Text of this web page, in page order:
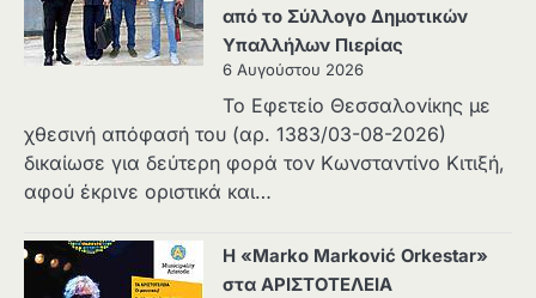
από το Σύλλογο Δημοτικών
Υπαλλήλων Πιερίας
6 Αυγούστου 2026
Το Εφετείο Θεσσαλονίκης με
χθεσινή απόφασή του (αρ. 1383/03-08-2026)
δικαίωσε για δεύτερη φορά τον Κωνσταντίνο Κιτιξή,
αφού έκρινε οριστικά και…
Η «Marko Marković Orkestar»
στα ΑΡΙΣΤΟΤΕΛΕΙΑ